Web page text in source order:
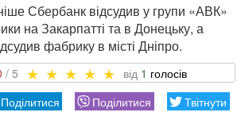
Сбербанк відсудив у групи «АВК»
на Закарпатті та в Донецьку, а
фабрику в місті Дніпро.
1